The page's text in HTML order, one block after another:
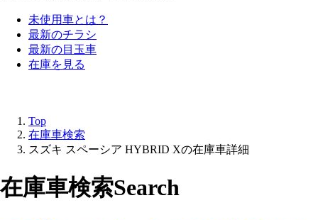
未使用車とは？
最新のチラシ
最新の目玉車
在庫を見る
Top
在庫車検索
スズキ スペーシア HYBRID Xの在庫車詳細
在庫車検索Search